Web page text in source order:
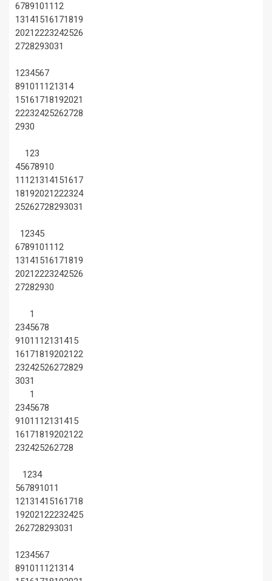
67891011 12
13141516171819
20212223242526
2728293031
1234567
891011 121314
15161718192021
22232425262728
2930
123
45678910
11 121314151617
18192021222324
25262728293031
12345
67891011 12
13141516171819
20212223242526
27282930
1
2345678
91011 12131415
16171819202122
23242526272829
3031
1
2345678
91011 12131415
16171819202122
232425262728
1234
567891011
12131415161718
19202122232425
262728293031
1234567
891011 121314